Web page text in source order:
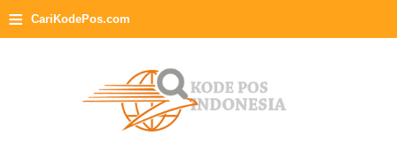
≡ CariKodePos.com